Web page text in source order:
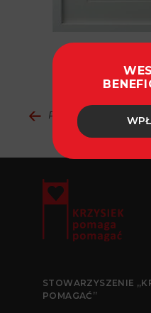
Powrót do
STOWARZYSZENIE
POMAGAĆ”